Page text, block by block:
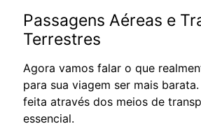
Passagens Aéreas e
Terrestres
Agora vamos falar o que
para sua viagem ser mais
feita através dos meios de
essencial.